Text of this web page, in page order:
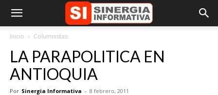
Inicio Columnistas
LA PARAPOLITICA EN
ANTIOQUIA
Por Sinergia Informativa - 8 febrero, 2011